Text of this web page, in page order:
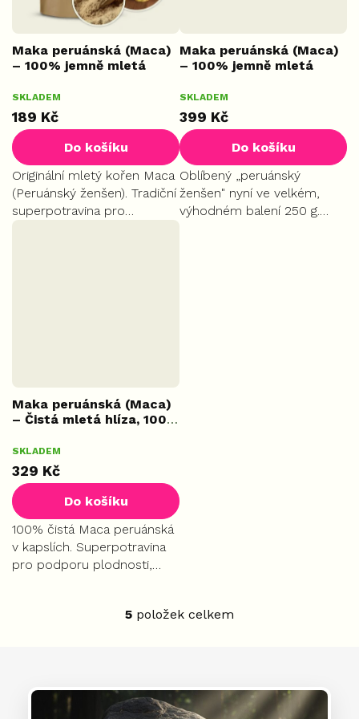
Maka peruánská (Maca)
– 100% jemně mletá
START
SKLADEM
189 Kč
Do košíku
Originální mletý kořen Maca
(Peruánský ženšen). Tradiční
superpotravina pro
podporu fyzického i
Maka peruánská (Maca)
– 100% jemně mletá
PLUS
SKLADEM
399 Kč
Do košíku
Oblíbený „peruánský
ženšen" nyní ve velkém,
výhodném balení 250 g.
Maka peruánská (Maca)
– Čistá mletá hlíza, 100
hodnocení
produktu
je
5,0
z
5
hvězdiček.
SKLADEM
329 Kč
Do košíku
100% čistá Maca peruánská
v kapslích. Superpotravina
pro podporu plodnosti,
O
a
c
5 položek celkem